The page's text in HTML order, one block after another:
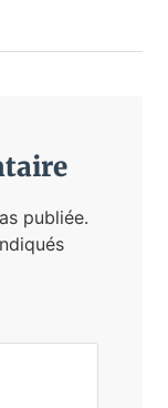
publiée.